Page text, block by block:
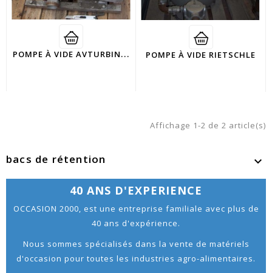
P
OMPE À VIDE AVTURBINEXLL POMPE À VIDE RIETSCHLE
Affichage 1-2 de 2 article(s)
bacs de rétention

40 ANS D'EXPERIENCE
OCCASION 2000, est une entreprise familiale avec plus de
40 ans d'expérience.
Nous sommes spécialisés dans la vente de matériels
d'occasion pour toutes les industries agro-alimentaires.